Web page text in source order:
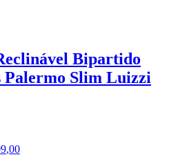
Bipartido
Palermo Slim Luizzi
,00